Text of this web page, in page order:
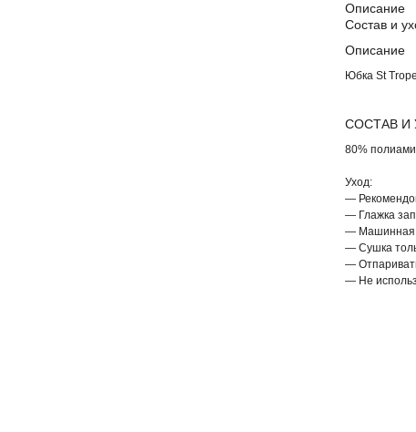
Описание
Состав и
Описание
Юбка St
СОСТАВ И
80%
Уход:
—
— Глажка
— Машинная
— Сушка
—
— Не